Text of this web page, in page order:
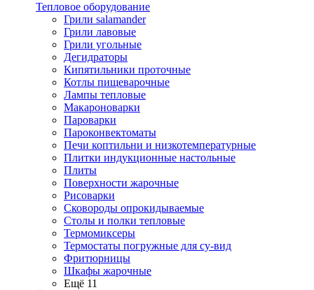
Тепловое оборудование
Грили salamander
Грили лавовые
Грили угольные
Дегидраторы
Кипятильники проточные
Котлы пищеварочные
Лампы тепловые
Макароноварки
Пароварки
Пароконвектоматы
Печи коптильни и низкотемпературные
Плитки индукционные настольные
Плиты
Поверхности жарочные
Рисоварки
Сковороды опрокидываемые
Столы и полки тепловые
Термомиксеры
Термостаты погружные для су-вид
Фритюрницы
Шкафы жарочные
Ещё 11